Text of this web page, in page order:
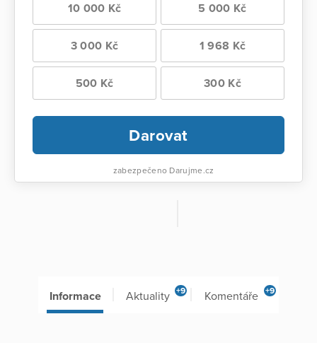
10 000 Kč 5 000 Kč
3 000 Kč 1 968 Kč
500 Kč 300 Kč
Darovat
zabezpečeno Darujme.cz
Informace Aktuality +9 Komentáře +9